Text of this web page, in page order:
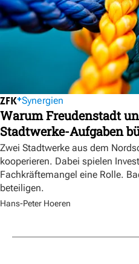
Synergien
Warum Freudenstadt
Stadtwerke-Aufgaben
Zwei Stadtwerke aus dem
kooperieren. Dabei spielen
Fachkräftemangel eine Rolle.
beteiligen.
Hans-Peter Hoeren